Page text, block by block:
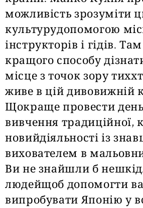
можливість зрозуміти
культурудопомогою
інструкторів і гідів.
кращого способу
місце з точок зору
живе в цій дивовижній
Щокраще провести
вивчення традиційної,
новийдіяльності із
вихователем в
Ви не знайшли б
людейщоб допомогти
випробувати Японію у